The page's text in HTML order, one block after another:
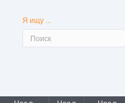
Я ищу ...